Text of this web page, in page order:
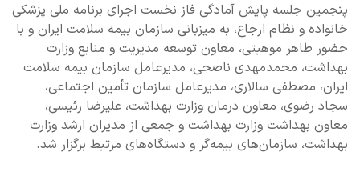
پنجمین جلسه پایش آمادگی فاز نخست اجرای برنامه ملی پزشکی
خانواده و نظام ارجاع، به میزبانی سازمان بیمه سلامت ایران و با
حضور طاهر موهبتی، معاون توسعه مدیریت و منابع وزارت
بهداشت، محمدمهدی ناصحی، مدیرعامل سازمان بیمه سلامت
ایران، مصطفی سالاری، مدیرعامل سازمان تأمین اجتماعی،
سجاد رضوی، معاون درمان وزارت بهداشت، علیرضا رئیسی،
معاون بهداشت وزارت بهداشت و جمعی از مدیران ارشد وزارت
بهداشت، سازمان‌های بیمه‌گر و دستگاه‌های مرتبط برگزار شد.